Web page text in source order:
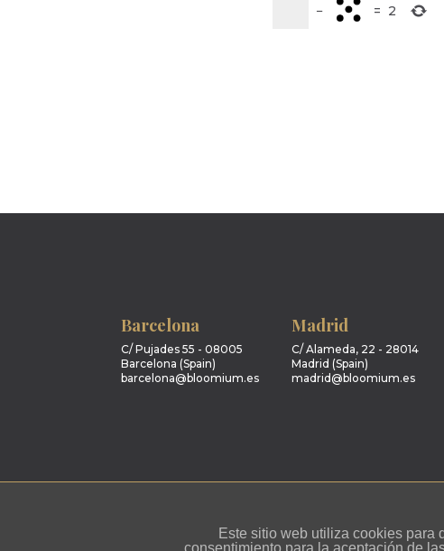
− = 2
Barcelona
C/ Pujades 55 - 08005
Barcelona (Spain)
barcelona@bloomium.es
Madrid
C/ Alameda, 22 - 28014
Madrid (Spain)
madrid@bloomium.es
Este sitio web utiliza cookies para
consentimiento para la aceptación de